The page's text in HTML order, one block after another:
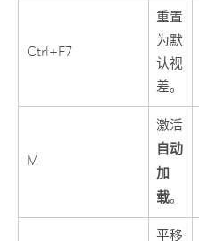
Ctrl+F7
重置
为默
认视
差。
M
激活
自动
加
载。
平移